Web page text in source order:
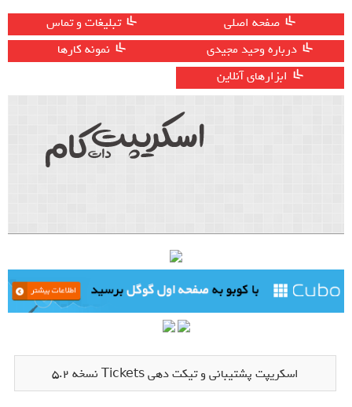
صفحه اصلی
تبلیغات و تماس
درباره وحید مجیدی
نمونه کارها
ابزارهای آنلاین
اسکریپت پشتیبانی و تیکت دهی Tickets نسخه 5.2